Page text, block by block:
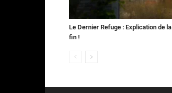
Le Dernier Refuge : Explication de la
fin !